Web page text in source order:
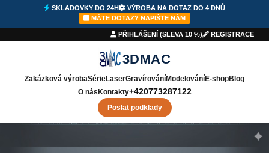
SKLADOVKY DO 24H
VÝROBA NA DOTAZ DO 4 DNŮ
MÁTE DOTAZ? NAPIŠTE NÁM
PŘIHLÁŠENÍ (SLEVA 10 %) REGISTRACE
3DMAC
Zakázková výrobaSérieLaserGravírováníModelováníE-shopBlog
O nás Kontakty+420773287122
Poslat podklady
SKLADOVKY DO 24H 🛠️VÝROBADO 4 DNŮ ✉️NAPIŠTE NÁM